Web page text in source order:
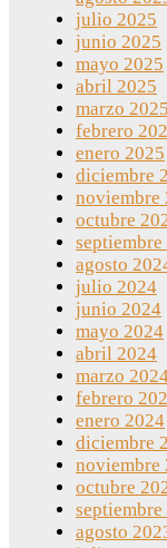
julio 2025
junio 2025
mayo 2025
abril 2025
marzo 2025
febrero
enero 2025
diciembre
noviembre
octubre
agosto
julio 2024
junio 2024
mayo 2024
abril 2024
marzo
febrero
enero 2024
diciembre
noviembre
octubre
septiembre
agosto